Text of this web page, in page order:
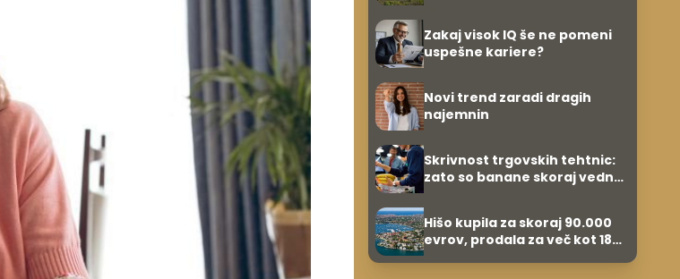
Zakaj visok IQ še ne pomeni
uspešne kariere?
Novi trend zaradi dragih
najemnin
Skrivnost trgovskih tehtnic:
zato so banane skoraj vedno
Hišo kupila za skoraj 90.000
evrov, prodala za več kot 18